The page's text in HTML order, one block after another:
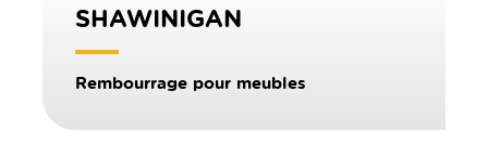
SHAWINIGAN
Rembourrage pour meubles